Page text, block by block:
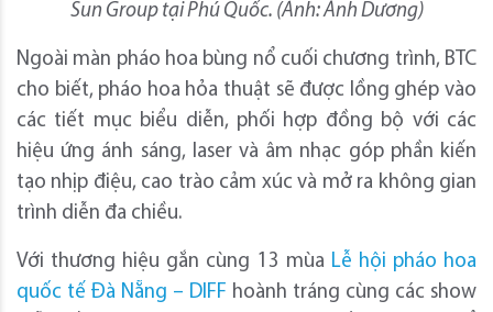
Sun Group tại Phú Quốc. (Ảnh: Ánh Dương)
Ngoài màn pháo hoa bùng nổ cuối chương trình, BTC
cho biết, pháo hoa hỏa thuật sẽ được lồng ghép vào
các tiết mục biểu diễn, phối hợp đồng bộ với các
hiệu ứng ánh sáng, laser và âm nhạc góp phần kiến
tạo nhịp điệu, cao trào cảm xúc và mở ra không gian
trình diễn đa chiều.
Với thương hiệu gắn cùng 13 mùa Lễ hội pháo hoa
quốc tế Đà Nẵng – DIFF hoành tráng cùng các show